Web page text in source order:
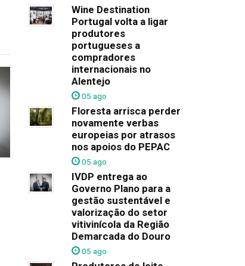
Wine Destination
Portugal volta a ligar
produtores
portugueses a
compradores
internacionais no
Alentejo
05 ago
Floresta arrisca perder
novamente verbas
europeias por atrasos
nos apoios do PEPAC
05 ago
IVDP entrega ao
Governo Plano para a
gestão sustentável e
valorização do setor
vitivinícola da Região
Demarcada do Douro
05 ago